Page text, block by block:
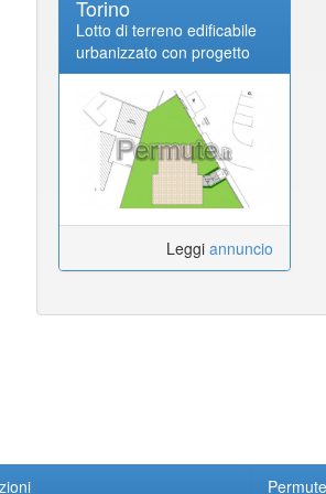
Torino
Lotto di terreno edificabile
urbanizzato con progetto
approvato per realizzare
una quadrifamiliare
Leggi annuncio